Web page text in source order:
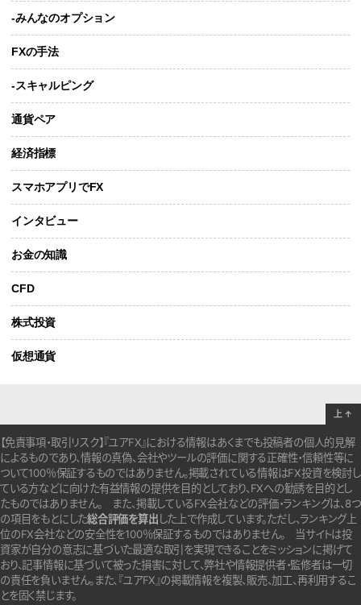
-みんなのオプション
FXの手法
-スキャルピング
通貨ペア
経済指標
スマホアプリでFX
インタビュー
お金の知識
CFD
株式投資
仮想通貨
【免責事項・取引リスク】『ユアFX』における情報はあくまでも投稿者の個人的見解
によるものであり、情報の真偽、会社やツールの評価に関する正確性・信頼性等に
ついて100％保証するものではありません。掲載されている情報はFX投資を検討し
ている方などに向けた有益情報の提供を目的としており、FXへの勧誘を目的とし
たものではありません。 また、掲載しているFX会社などの評価・ランキングは、8つ
の項目をもとにした総合評価を算出した上で作成しています。ただし、ランキング上
位のFX会社などの安全性を100％保証するものではありません。
当サイトは投
資家が自分の意志に基づいた最適な取引を実現できることをミッションに掲げて
おり、記事情報に基づいて被った損害に対して、弊社や情報提供者・監修者は一切
の責任を負いません。また、『ユアFX』の掲載情報を複製、販売、加工、再利用するこ
とを固く禁じます。
上 ↑